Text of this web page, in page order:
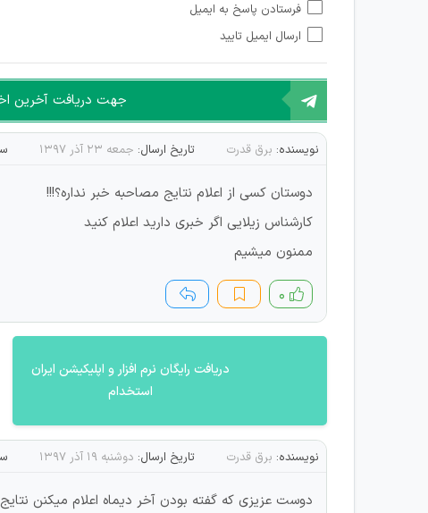
هرگونه تحریک، تحقیر و کنایه به سایر افراد (مسئول و غیر
امکان هماهنگی برای هرگونه ملاقات حضوری چه به صورت
فرستادن پاسخ به ایمیل
ارسال ایمیل تایید
جهت دریافت آخرین
نویسنده: برق قدرت تاریخ ارسال: جمعه ۲۳ آذر ۱۳۹۷
دوستان کسی از اعلام نتایج مصاحبه خبر نداره؟!!!
کارشناس زیلایی اگر خبری دارید اعلام کنید
ممنون میشیم
۰
دریافت رایگان نرم افزار و اپلیکیشن ایران
استخدام
نویسنده: برق قدرت تاریخ ارسال: دوشنبه ۱۹ آذر ۱۳۹۷
دوست عزیزی که گفته بودن آخر دیماه اعلام میکنن